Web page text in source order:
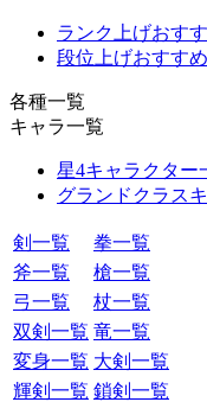
ランク上げおす
段位上げおすす
各種一覧
キャラ一覧
星4キャラクター
グランドクラス
剣一覧
拳一覧
斧一覧
槍一覧
弓一覧
杖一覧
双剣一覧 竜一覧
変身一覧 大剣一覧
輝剣一覧 鎖剣一覧